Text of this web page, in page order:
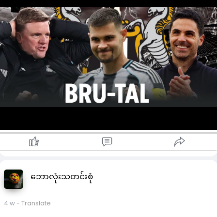
ည်း ခေါ်ယူရေး စိတ်ဝင်စားခဲ့ပေမဲ့လည်း လန်ဒန်မြို့ခံပြိုင်ဘက် စ
ါးစ်သို့ ပေါင် ၉၂.၅ သန်းဖြင့် ဆုံးရှုံးခဲ့ရပြီး ဖြစ်ပါတယ်။
ာဆင်နယ်ဟာ ဂူမာရေးစ်အား ခေါ်ယူရေး ဆွေးနွေးမှုများ ပြုလုပ်
ာခဲ့ရာ ပေါင်သန်း ၆၀ ဝန်းကျင်ဖြင့် ခေါ်ယူလာနိုင်မယ်လို့ သိရှိထား
ပြီးလည်း ဖြစ်ပါတယ်။
ဖက်တွင် နယူးကာဆယ်ဟာ ဂူမာရေးစ်အပြောင်းအရွှေ့အတွက်
ာဆင်နယ်ထံမှ တိုက်ရိုက်ဆက်သွယ်မှု မရရှိသေးပါဘူး၊
ာဆင်နယ်ဟာ ဂူမာရေးစ်အပြင် ဘုန်းမောက်ရဲ့ အဲလက်စ်စကော့၊
င်လီရဲ့အိုင်ယွတ်ဘူအာဒီတို့ကိုလည်း ခေါ်ယူရန် စိတ်ဝင်စားနေပါ
ေးတယ်။
ောင်းချထားပြီးဖြစ်ရာ အသင်းခေါင်းဆောင်ဂူမာရေးစ်အား ထပ်မံ
းရှုံးလိုခြင်း မရှိပါဘူး။
င်းသို့ အခြေအနေကြောင့် အာဆင်နယ်အနေဖြင့် ဂူမာရေးစ်ကို ခေါ်
ဖက်တွင် အာဆင်နယ်ဟာ အသက် ၃၂ နှစ်ရှိ ဒိန်းမတ်ကွင်းလယ်
စားသမားခရစ္စတီယန်နော်ဂတ်ကို အရောင်းစာရင်းတင်ထားပါ
ယ်။
ဘောလုံးသတင်းစုံ
4 w- Translate